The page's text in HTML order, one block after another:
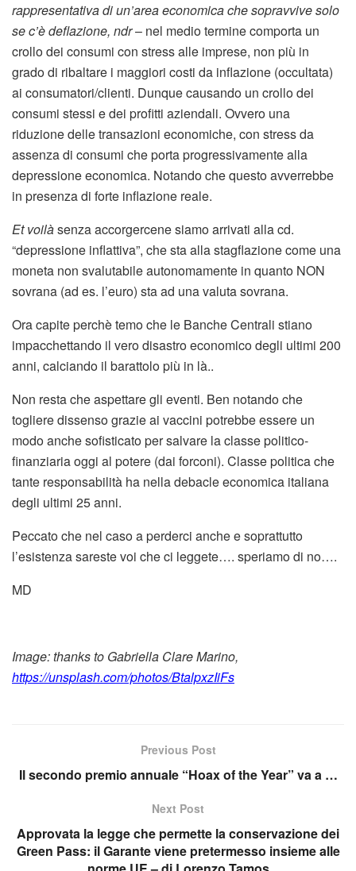
rappresentativa di un’area economica che sopravvive solo
se c’è deflazione, ndr– nel medio termine comporta un
crollo dei consumi con stress alle imprese, non più in
grado di ribaltare i maggiori costi da inflazione (occultata)
ai consumatori/clienti. Dunque causando un crollo dei
consumi stessi e dei profitti aziendali. Ovvero una
riduzione delle transazioni economiche, con stress da
assenza di consumi che porta progressivamente alla
depressione economica. Notando che questo avverrebbe
in presenza di forte inflazione reale.
Et voilàsenza accorgercene siamo arrivati alla cd.
“depressione inflattiva”, che sta alla stagflazione come una
moneta non svalutabile autonomamente in quanto NON
sovrana (ad es. l’euro) sta ad una valuta sovrana.
Ora capite perchè temo che le Banche Centrali stiano
impacchettando il vero disastro economico degli ultimi 200
anni, calciando il barattolo più in là..
Non resta che aspettare gli eventi. Ben notando che
togliere dissenso grazie ai vaccini potrebbe essere un
modo anche sofisticato per salvare la classe politico-
finanziaria oggi al potere (dai forconi). Classe politica che
tante responsabilità ha nella debacle economica italiana
degli ultimi 25 anni.
Peccato che nel caso a perderci anche e soprattutto
l’esistenza sareste voi che ci leggete…. speriamo di no….
MD
Image: thanks to Gabriella Clare Marino,
https://unsplash.com/photos/BtalpxzIiFs
Previous Post
Il secondo premio annuale “Hoax of the Year” va a …
Next Post
Approvata la legge che permette la conservazione dei
Green Pass: il Garante viene pretermesso insieme alle